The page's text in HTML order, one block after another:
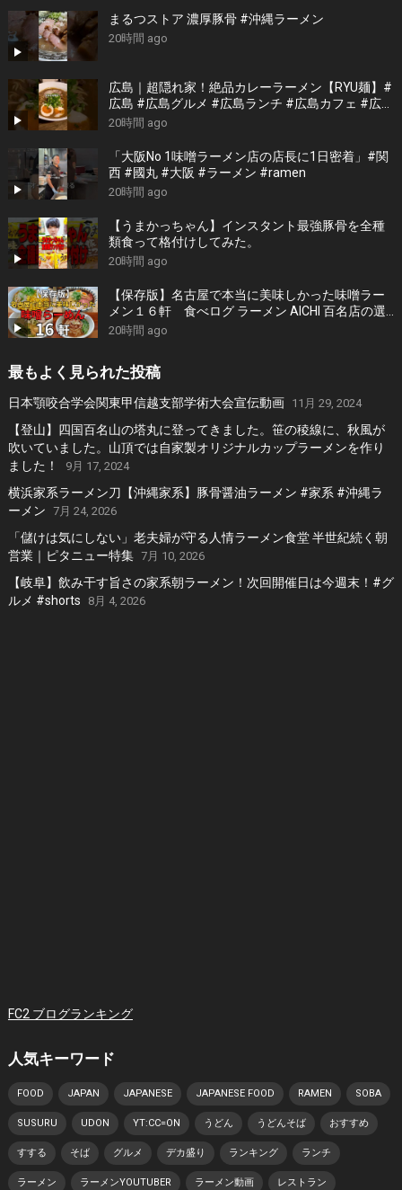
まるつストア 濃厚豚骨 #沖縄ラーメン
20時間 ago
広島｜超隠れ家！絶品カレーラーメン【RYU麺】#
広島 #広島グルメ #広島ランチ #広島カフェ #広島
ディナー #japanesefood #japantrip #hiroshima
20時間 ago
「大阪No 1味噌ラーメン店の店長に1日密着」#関
西 #國丸 #大阪 #ラーメン #ramen
20時間 ago
【うまかっちゃん】インスタント最強豚骨を全種
類食って格付けしてみた。
20時間 ago
【保存版】名古屋で本当に美味しかった味噌ラー
メン１６軒 食べログ ラーメン AICHI 百名店の選
出店から札幌白味噌ラーメン、好来系薬膳味噌ら
20時間 ago
最もよく見られた投稿
日本顎咬合学会関東甲信越支部学術大会宣伝動画 11月 29, 2024
【登山】四国百名山の塔丸に登ってきました。笹の稜線に、秋風が
吹いていました。山頂では自家製オリジナルカップラーメンを作り
ました！
9月 17, 2024
横浜家系ラーメン刀【沖縄家系】豚骨醤油ラーメン #家系 #沖縄ラ
ーメン 7月 24, 2026
「儲けは気にしない」老夫婦が守る人情ラーメン食堂 半世紀続く朝
営業｜ピタニュー特集 7月 10, 2026
【岐阜】飲み干す旨さの家系朝ラーメン！次回開催日は今週末！#グ
ルメ #shorts
8月 4, 2026
FC2 ブログランキング
人気キーワード
FOOD JAPAN JAPANESE JAPANESE FOOD RAMEN SOBA
SUSURU UDON YT:CC=ON うどん うどんそば おすすめ
すする そば グルメ デカ盛り ランキング ランチ
ラーメン ラーメンYOUTUBER ラーメン動画 レストラン